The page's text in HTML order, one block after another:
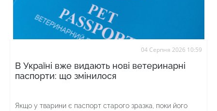
04 Серпня 2026 10:59
В Україні вже видають нові ветеринарні
паспорти: що змінилося
Якщо у тварини є паспорт старого зразка, поки його